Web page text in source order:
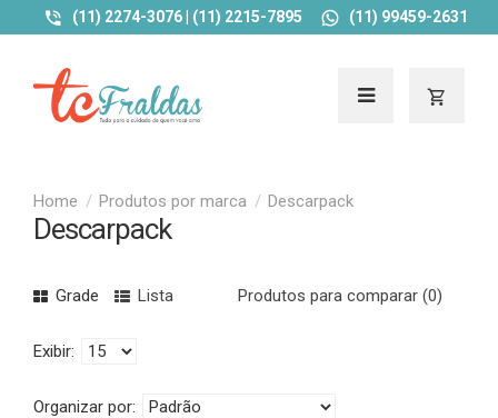
(11) 2274-3076 | (11) 2215-7895 (11) 99459-2631
Produtos por marca Descarpack
Descarpack
Grade Lista Produtos para comparar (0)
Exibir:
Organizar por: